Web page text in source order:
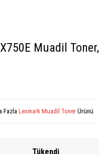
Muadil Toner,
Fazla Lexmark Muadil Toner Ürünü
Tükendi